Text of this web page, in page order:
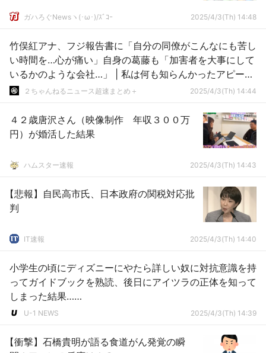
ガハろぐNewsヽ(･ω･)/ｽﾞｺｰ 2025/4/3(Th) 14:48
竹俣紅アナ、フジ報告書に「自分の同僚がこんなにも苦し
い時間を…心が痛い」自身の葛藤も「加害者を大事にして
いるかのような会社…」 | 私は何も知らんかったアピール
か
２ちゃんねるニュース超速まとめ＋ 2025/4/3(Th) 14:44
４２歳唐沢さん（映像制作 年収３００万
円）が婚活した結果
ハムスター速報 2025/4/3(Th) 14:43
【悲報】自民高市氏、日本政府の関税対応批
判
IT速報 2025/4/3(Th) 14:40
小学生の頃にディズニーにやたら詳しい奴に対抗意識を持
ってガイドブックを熟読、後日にアイツラの正体を知って
しまった結果……
U-1 NEWS 2025/4/3(Th) 14:39
【衝撃】石橋貴明が語る食道がん発覚の瞬